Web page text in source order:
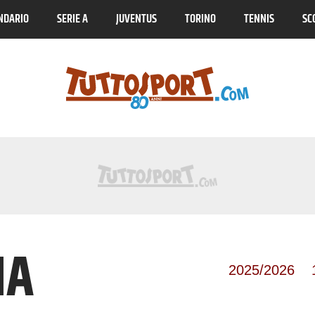
SERIE A JUVENTUS TORINO TENNIS
2025/2026